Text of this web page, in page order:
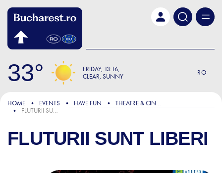
33 FRIDAY 13:16
CLEAR, SUNNY
RO
HOME EVENTS HAVE FUN
THEATRE & CINEMA
FLUTURII SUNT LIBERI
FLUTURII SUNT LIBERI